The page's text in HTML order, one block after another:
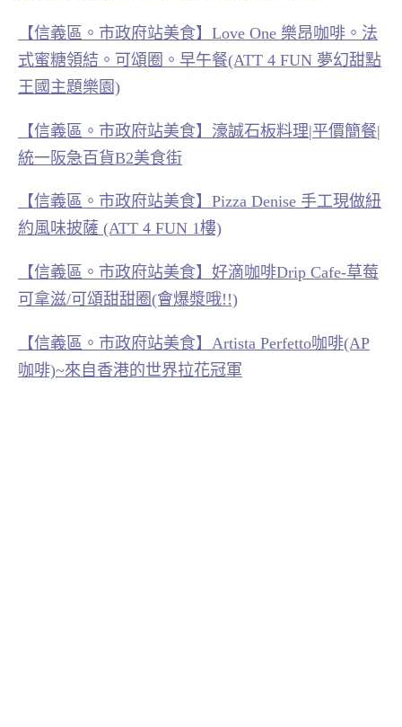
【信義區。市政府站美食】Love One 樂昂咖啡。法
式蜜糖領結。可頌圈。早午餐(ATT 4 FUN 夢幻甜點
王國主題樂園)
【信義區。市政府站美食】濠誠石板料理|平價簡餐|
統一阪急百貨B2美食街
【信義區。市政府站美食】Pizza Denise 手工現做紐
約風味披薩 (ATT 4 FUN 1樓)
【信義區。市政府站美食】好滴咖啡Drip Cafe-草莓
可拿滋/可頌甜甜圈(會爆漿哦!!)
【信義區。市政府站美食】Artista Perfetto咖啡(AP
咖啡)~來自香港的世界拉花冠軍